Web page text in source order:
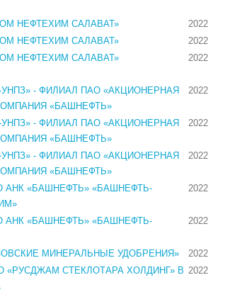
НЕФТЕХИМ САЛАВАТ»
2022
НЕФТЕХИМ САЛАВАТ»
2022
НЕФТЕХИМ САЛАВАТ» 2022
- ФИЛИАЛ ПАО «АКЦИОНЕРНАЯ
«БАШНЕФТЬ»
2022
- ФИЛИАЛ ПАО «АКЦИОНЕРНАЯ
«БАШНЕФТЬ»
2022
- ФИЛИАЛ ПАО «АКЦИОНЕРНАЯ
«БАШНЕФТЬ»
2022
АНК «БАШНЕФТЬ» «БАШНЕФТЬ-
2022
АНК «БАШНЕФТЬ» «БАШНЕФТЬ-
2022
МИНЕРАЛЬНЫЕ УДОБРЕНИЯ»
2022
«РУСДЖАМ СТЕКЛОТАРА ХОЛДИНГ» В 2022